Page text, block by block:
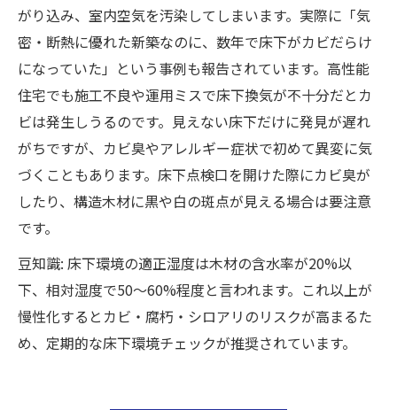
がり込み、室内空気を汚染してしまいます。実際に「気
密・断熱に優れた新築なのに、数年で床下がカビだらけ
になっていた」という事例も報告されています。高性能
住宅でも施工不良や運用ミスで床下換気が不十分だとカ
ビは発生しうるのです。見えない床下だけに発見が遅れ
がちですが、カビ臭やアレルギー症状で初めて異変に気
づくこともあります。床下点検口を開けた際にカビ臭が
したり、構造木材に黒や白の斑点が見える場合は要注意
です。
豆知識: 床下環境の適正湿度は木材の含水率が20%以
下、相対湿度で50〜60%程度と言われます。これ以上が
慢性化するとカビ・腐朽・シロアリのリスクが高まるた
め、定期的な床下環境チェックが推奨されています。